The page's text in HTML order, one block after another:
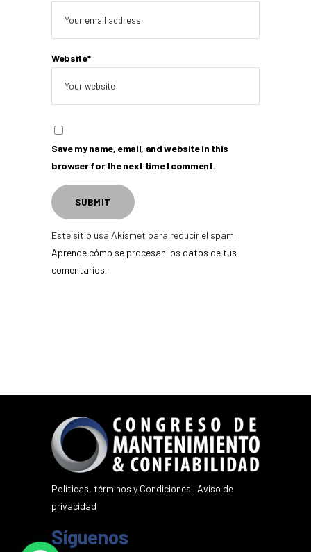
Website*
Save my name, email, and website in this
browser for the next time I comment.
Este sitio usa Akismet para reducir el spam.
Aprende cómo se procesan los datos de tus
comentarios.
Políticas, términos y Condiciones | Aviso de
privacidad
Síguenos